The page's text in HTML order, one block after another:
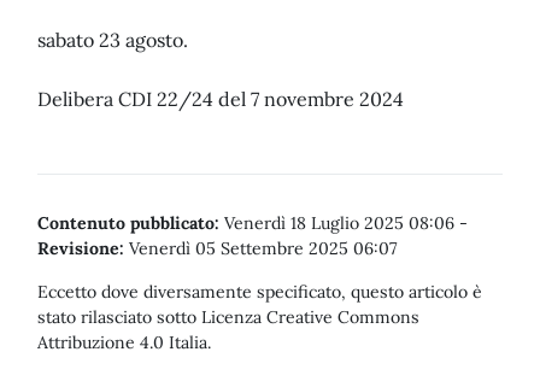
sabato 23 agosto.
Delibera CDI 22/24 del 7 novembre 2024
Contenuto pubblicato: Venerdì 18 Luglio 2025 08:06 -
Revisione: Venerdì 05 Settembre 2025 06:07
Eccetto dove diversamente specificato, questo articolo è
stato rilasciato sotto Licenza Creative Commons
Attribuzione 4.0 Italia.